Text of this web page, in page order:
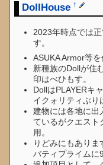
DollHouse †
2023年時点では
す。
ASUKA Armor等
新種族のDollが住
印はべひもす。
DollはPLAYERキ
イクォリティぶり
建物には各地に出
ているがクエス
用。
りどみにもあり
バティプライムに